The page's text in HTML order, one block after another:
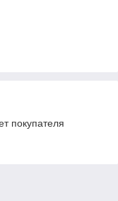
покупателя